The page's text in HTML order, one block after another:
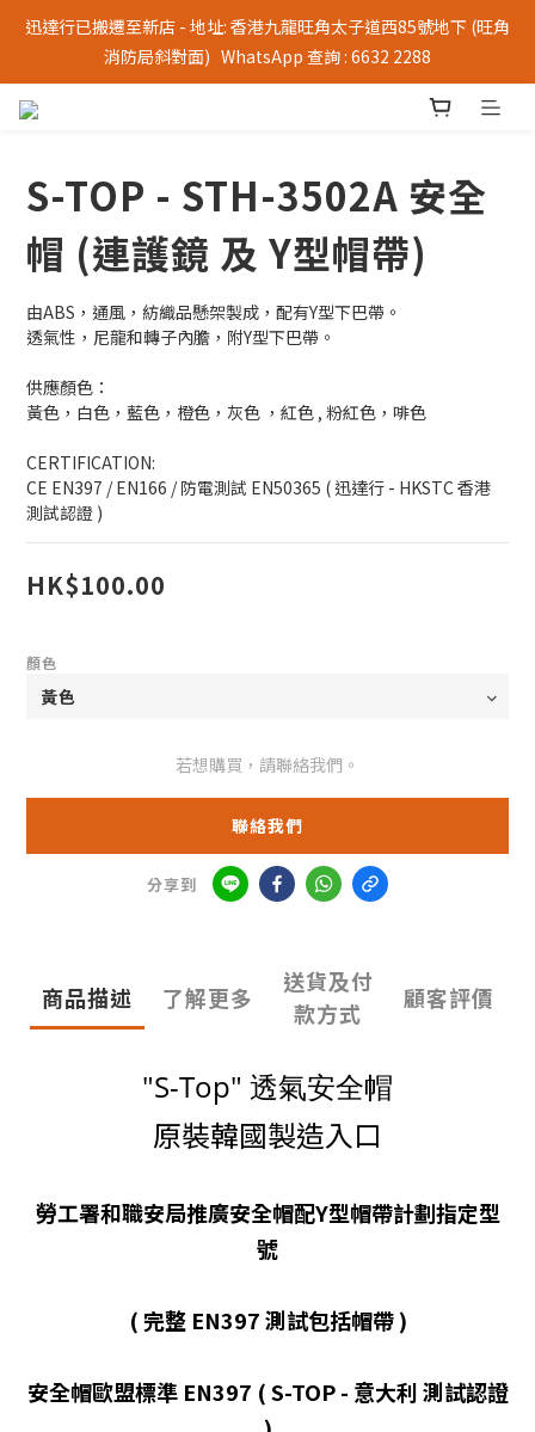
迅達行已搬遷至新店 - 地址: 香港九龍旺角太子道西85號地下 (旺角
消防局斜對面)   WhatsApp 查詢 : 6632 2288
S-TOP - STH-3502A 安全
帽 (連護鏡 及 Y型帽帶)
由ABS，通風，紡織品懸架製成，配有Y型下巴帶。
透氣性，尼龍和轉子內膽，附Y型下巴帶。
供應顏色：
黃色，白色，藍色，橙色，灰色 ，紅色 , 粉紅色，啡色
CERTIFICATION:
CE EN397 / EN166 / 防電測試 EN50365 ( 迅達行 - HKSTC 香港
測試認證 )
HK$100.00
顏色
若想購買，請聯絡我們。
聯絡我們
分享到
商品描述 了解更多
送貨及付
款方式
顧客評價
"S-Top" 透氣安全帽
原裝韓國製造入口
勞工署和職安局推廣安全帽配Y型帽帶計劃指定型
號
( 完整 EN397 測試包括帽帶 )
安全帽歐盟標準 EN397 ( S-TOP - 意大利 測試認證